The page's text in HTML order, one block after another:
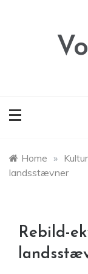
Home »
landsstævner
Rebild-